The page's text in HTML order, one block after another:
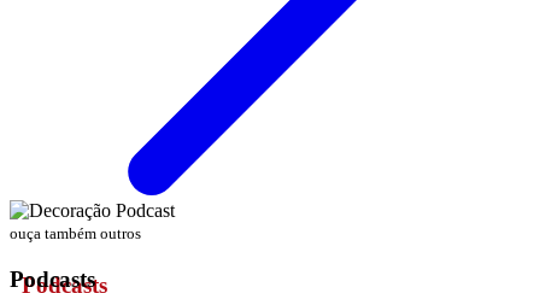
ouça também outros
Podcasts